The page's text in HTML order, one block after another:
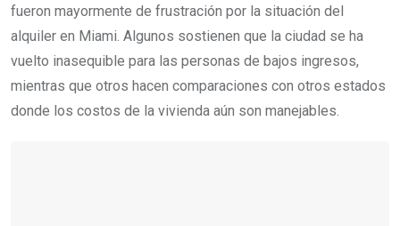
fueron mayormente de frustración por la situación del
alquiler en Miami. Algunos sostienen que la ciudad se ha
vuelto inasequible para las personas de bajos ingresos,
mientras que otros hacen comparaciones con otros estados
donde los costos de la vivienda aún son manejables.